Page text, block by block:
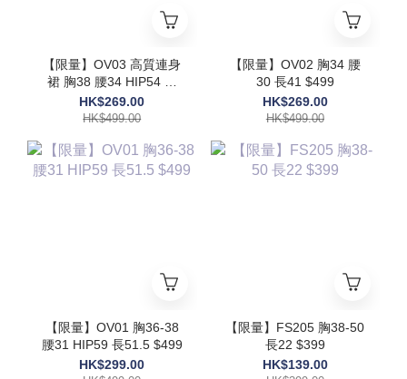
【限量】OV03 高質連身
裙 胸38 腰34 HIP54 長
48 $499
HK$269.00
HK$499.00
【限量】OV02 胸34 腰
30 長41 $499
HK$269.00
HK$499.00
【限量】OV01 胸36-38
腰31 HIP59 長51.5 $499
HK$299.00
【限量】FS205 胸38-50
長22 $399
HK$139.00